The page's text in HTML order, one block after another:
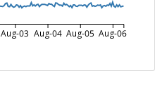
Aug-03 Aug-04 Aug-05 Aug-06